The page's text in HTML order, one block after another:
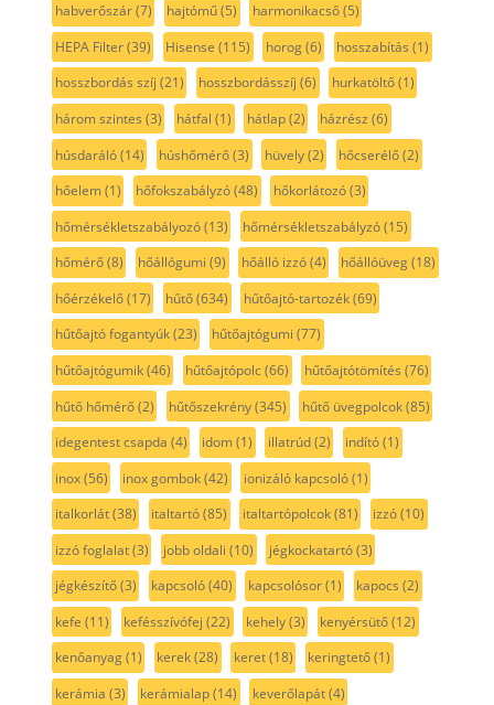
habverőszár(7) hajtómű(5) harmonikacső(5)
HEPA Filter(39) Hisense (115) horog(6) hosszabítás (1)
hosszbordás szíj (21) hosszbordásszíj (6) hurkatöltő(1)
három szintes (3) hátfal (1) hátlap(2) házrész (6)
húsdaráló(14) húshőmérő(3) hüvely(2) hőcserélő(2)
hőelem(1) hőfokszabályzó(48) hőkorlátozó(3)
hőmérsékletszabályozó(13) hőmérsékletszabályzó(15)
hőmérő(8) hőállógumi (9) hőálló izzó(4) hőállóüveg(18)
hőérzékelő(17) hűtő(634) hűtőajtó-tartozék(69)
hűtőajtó fogantyúk(23) hűtőajtógumi (77)
hűtőajtógumik(46) hűtőajtópolc(66) hűtőajtótömítés (76)
hűtő hőmérő(2) hűtőszekrény(345) hűtő üvegpolcok(85)
idegentest csapda (4) idom(1) illatrúd(2) indító(1)
inox(56) inox gombok(42) ionizáló kapcsoló(1)
italkorlát(38) italtartó(85) italtartópolcok(81) izzó(10)
izzó foglalat(3) jobb oldali (10) jégkockatartó(3)
jégkészítő(3) kapcsoló(40) kapcsolósor(1) kapocs (2)
kefe (11) kefésszívófej (22) kehely(3) kenyérsütő(12)
kenőanyag(1) kerek(28) keret(18) keringtető(1)
kerámia (3) kerámialap(14) keverőlapát(4)